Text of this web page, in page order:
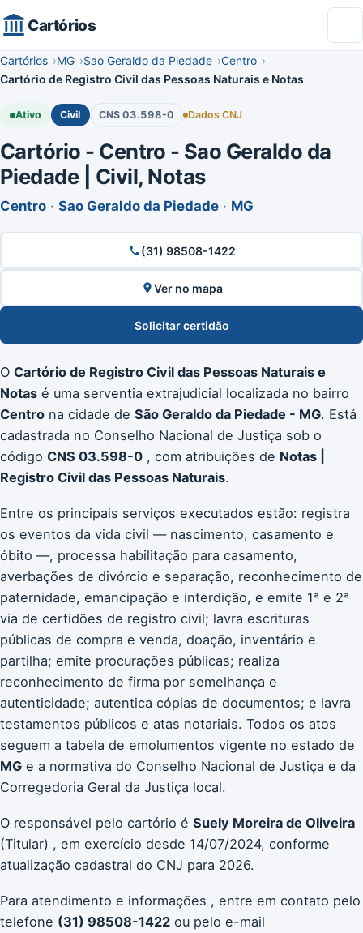
Cartórios
Cartórios MG Sao Geraldo da Piedade
Centro
Cartório de Registro Civil das Pessoas Naturais e Notas
Ativo Civil CNS 03.598-0 Dados CNJ
Cartório - Centro - Sao Geraldo da
Piedade | Civil, Notas
Centro · Sao Geraldo da Piedade · MG
(31) 98508-1422
Ver no mapa
Solicitar certidão
O Cartório de Registro Civil das Pessoas Naturais e
Notas é uma serventia extrajudicial localizada no bairro
Centro na cidade de São Geraldo da Piedade - MG. Está
cadastrada no Conselho Nacional de Justiça sob o
código CNS 03.598-0 , com atribuições de Notas |
Registro Civil das Pessoas Naturais.
Entre os principais serviços executados estão: registra
os eventos da vida civil — nascimento, casamento e
óbito —, processa habilitação para casamento,
averbações de divórcio e separação, reconhecimento de
paternidade, emancipação e interdição, e emite 1ª e 2ª
via de certidões de registro civil; lavra escrituras
públicas de compra e venda, doação, inventário e
partilha; emite procurações públicas; realiza
reconhecimento de firma por semelhança e
autenticidade; autentica cópias de documentos; e lavra
testamentos públicos e atas notariais. Todos os atos
seguem a tabela de emolumentos vigente no estado de
MG e a normativa do Conselho Nacional de Justiça e da
Corregedoria Geral da Justiça local.
O responsável pelo cartório é Suely Moreira de Oliveira
(Titular) , em exercício desde 14/07/2024, conforme
atualização cadastral do CNJ para 2026.
Para atendimento e informações , entre em contato pelo
telefone (31) 98508-1422 ou pelo e-mail